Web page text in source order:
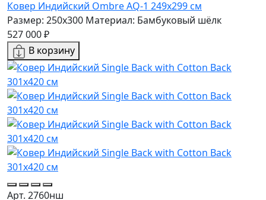
Ковер Индийский Ombre AQ-1 249x299 см
Размер: 250x300 Материал: Бамбуковый шёлк
527 000 ₽
В корзину
Арт. 2760нш